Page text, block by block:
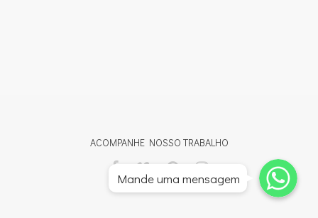
ACOMPANHE NOSSO TRABALHO
Whatsapp
Whatsapp
Whatsapp
Mande uma mensagem